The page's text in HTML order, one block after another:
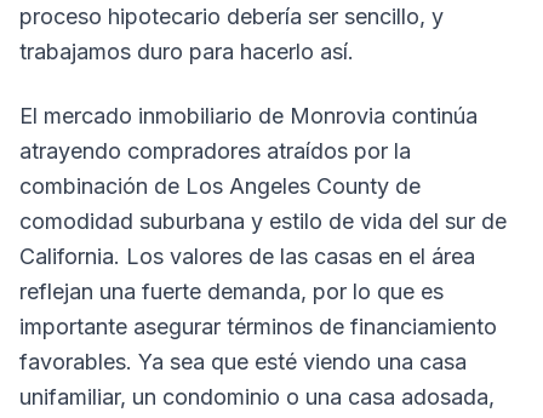
proceso hipotecario debería ser sencillo, y
trabajamos duro para hacerlo así.
El mercado inmobiliario de Monrovia continúa
atrayendo compradores atraídos por la
combinación de Los Angeles County de
comodidad suburbana y estilo de vida del sur de
California. Los valores de las casas en el área
reflejan una fuerte demanda, por lo que es
importante asegurar términos de financiamiento
favorables. Ya sea que esté viendo una casa
unifamiliar, un condominio o una casa adosada,